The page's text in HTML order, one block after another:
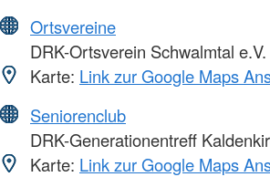
Ortsvereine
DRK-Ortsverein Schwalmtal e.V.
Karte: Link zur Google Maps
Seniorenclub
DRK-Generationentreff
Karte: Link zur Google Maps